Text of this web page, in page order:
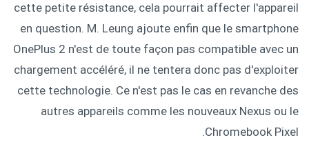
cette petite résistance, cela pourrait affecter l'appareil
en question. M. Leung ajoute enfin que le smartphone
OnePlus 2 n'est de toute façon pas compatible avec un
chargement accéléré, il ne tentera donc pas d'exploiter
cette technologie. Ce n'est pas le cas en revanche des
autres appareils comme les nouveaux Nexus ou le
Chromebook Pixel.